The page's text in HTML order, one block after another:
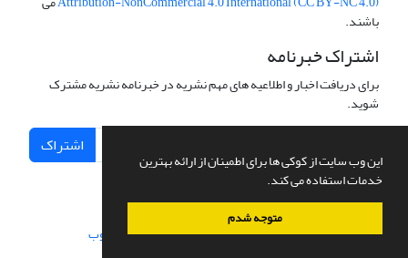
این وب سایت از کوکی ها برای اطمینان از ارائه بهترین
خدمات استفاده می کند.
متوجه شدم
باشند.
اشتراک خبرنامه
برای دریافت اخبار و اطلاعیه های مهم نشریه در خبرنامه نشریه مشترک
شوید.
اشتراک
سامانه مدیریت نشریات علمی.طراحی و پیاده سازی از سیناوب